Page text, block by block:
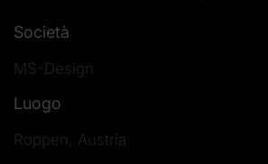
Società
MS-Design
Luogo
Roppen, Austria